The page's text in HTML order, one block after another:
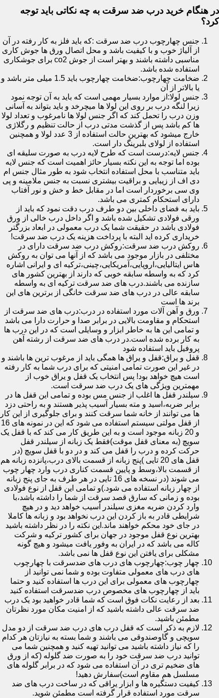
در هنگام خرید درب ضد سرقت به چه نکاتی باید توجه
کرد؟
جنس چهارچوب درب ضد سرقت :که باید فلز به کار رفته در آن
از آلیاژ خوب و با کیفیت باشد و محل اتصال ورق ها جوش کاری
مناسبی داشته باشند و بهتر است از جوش co2 برای جوشکاری
استفاده شده باشد.
ضخامت چهارچوب:ضخامت چهارچوب باید 1.5 میلی متر باشد و
یا بالاتر از آن
جنس لولا:از موارد بسیار مهمی است که باید به آن توجه نمود
زیرا لنگه درب بر روی این لولا ها میچرخد و باید بتواند به آسانی
وزن درب را تحمل کند که اگر جنس لولا ها نامرغوب و تعداد لولا
ها کم باشد پس از گذشت مدتی درب از حالت تنظیم و رگلاژی
خارج میشود که بهترین حالت استفاده از 3 عدد لولا و همچنین
استفاده از لولای بلبرینگ دار است.
جنس لایه:درست است که طرح لایه درب به صورت سلیقه ای
بوده اما توجه به این نکته بسیار حائز اهمیت است که جنس لایه
باید متناسب با محل استفاده انتخاب شود به طور مثال جنس ام
دی اف از زیبایی و براقیت بیشتری نسبت به جنس ملامینه و پی
وی سی برخوردار است اما در مقابل خط و خش و نور آفتاب
دارای استحکام کمتری می باشد.
باید به فضای داخلی بین دو طرف درب دقت نمود که باید از
ورقی فولادی تشکیل شده باشد و اگر داخل درب خالی از ورق
فولادی باشد در حقیقت شما یک درب معمولی در ابعاد بزرگتر
خریداری کرده اید البته با پرداخت هزینه یک درب ضد سرقت!
روکش درب ضد سرقت:روکش درب ضد سرقت دارای در
مختلفی در بازار موجود می باشد که از آنها می توان به روکش
هاس ایتالیایی،اروپایی،آمریکایی،چینی،ترکیه ای و ایرانی اشاره
کرد که به واسطه سابقه خوبی که دارند از بهترین کشور های
سازنده می باشند.درب های ضد سرقت ترکیه ای به واسطه
سابقه عالی در درب های ضد سرقت خانگی از برترین های این
برند ها است
ورق و آهن آلات مورد استفاده در درب:درب های ضد سرقت از
استحکام و مقاومت بالایی در برابر صدا و حرارت دارا می باشد
و تمامی این ها به خاطر ابزار و وسایلی است که در این درب ها
به کار برده شده است.در درب های ضد سرقت از رشته آهن
پروفیل باید استفاده شود
قفل و یراق:قفل و یراق ها همگی باید از مرغوب ترین ها باشند و
در غیر این صورت تمامی امنیتی که برای درب شما به کار رفته
است هیچ خواهد بود! پس انتخاب یک قفل و یراق خوب از
مهمترین ویژگی های یک درب ضد سرقت است.
سیلندر قفل ها اغلب از جنس مس بوده و تمامی این قفل ها در
برابر ضربه،اسید و مته بسیار آسیب پذیر هستند و به راحتی دزد
ها می توانند از خانه شما سرقت کنند و برای جلوگیری از این کار
از قفل مولتی سیستم استفاده می شود که این در نمونه های 16
و 20 زبانه موجود است و به این طریق کار می کند که با قفل یک
سویچ (به معنای قفل موقت)فقط یک زبانه از سیلندر قفل
حرکت کرده و درب را قفل می کند و در دو با قفل سویچ (در
قفل های 20 تایی )پنج زبانه از قسمت بالای درب،پانزده زبانه هم
از قسمت بالا،وسط و پایین قسمت کناری درب وارد چهار چوب
می شوند (در نسخه های 16 تایی در هر طرف به جای پنج زبانه
از چهار زبانه استفاده می شود.)و تمامی این قفل از نوع فولادی
بوده و زمانی که سارق قصد سرقت از شما را داشته باشد،با
وارد کردن ضربه مغزی سیلندر آسیب خواهد دید و در هیچ
شرایطی قادر به باز کردن این درب نخواهد بود و زبانه ها کاملا
در جای خود محکم خواهند ماند.این نکته را در نظر داشته باشید
بهترین نوع قفل موجود در جهان برای کشور ترکیه و شرکت
کاله می باشد که در ایران به وفور یافت میشود و هیچ گونه
مشکلی برای یافتن این نوع قفل ها نمی باشد.
چهار چوب:چهارچوب های درب های ضدسرقت با چهارچوب
های درب های معمولی متفاوت بوده و شما نمی توانید از
چهارچوب های معمولی برای این درب ها استفاده کنید و حتما
باید از چهارچوب های مخصوص درب ضدسرقت استفاده کنید
بعد از رعایت نکات فوق است که شما قادر خواهید بود یک درب
ضد سرقت عالی داشته باشید که از امنیت مکان مورد نظرتان
مطمئن باشید.
لازم به ذکر است که قفل درب های درب ضد سرقت از دو مدل
سویچی و گاوصندوقی می باشند و شما بسته به نیازتان هر کدام
را که نیاز داشته باشید می توانید تهیه کنید و همچنین شما می
توانید درب ضد سرقت خود را به صورت ضد گلوله (که از ورق
های ضخیم تری در آن استفاده می شود که در برابر گلوله های
مسلسل هم مقاوم است)سفارش دهید!
کیفیت دستگیره ها و ابزار یراقی که در ساخت درب های ضد
سرقت مورد استفاده قرار گرفته است مطمئن شوید.